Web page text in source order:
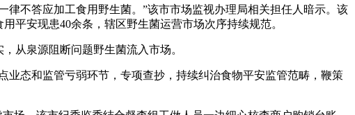
不答应加工食用野生菌。”该市市场监视办理局相关担任人暗示。该
平安现患40余条，辖区野生菌运营市场次序持续规范。
泉源阻断问题野生菌流入市场。
态和监管亏弱环节，专项查抄，持续纠治食物平安监管范畴，鞭策